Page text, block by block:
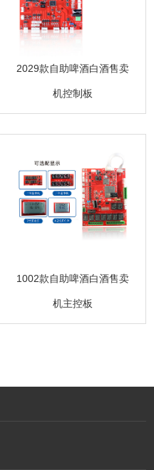
2029款自助啤酒白酒售卖
机控制板
1002款自助啤酒白酒售卖
机主控板